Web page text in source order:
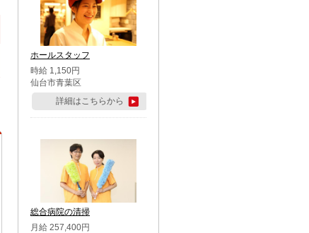
ホールスタッフ
時給 1,150円
仙台市青葉区
詳細はこちらから
総合病院の清掃
月給 257,400円